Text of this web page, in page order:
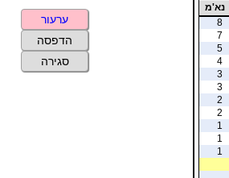
נא'מ
8
7
5
4
3
3
2
2
1
1
1
ערעור
הדפסה
סגירה